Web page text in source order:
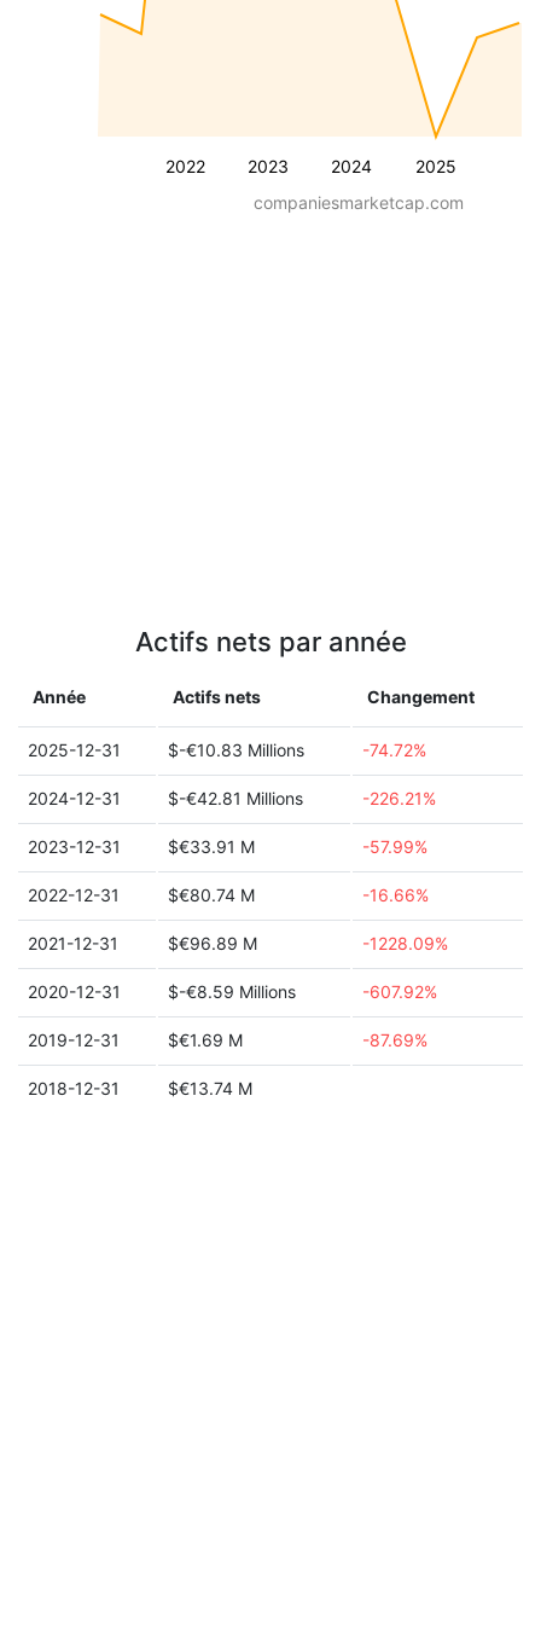
2022 2023 2024 2025
companiesmarketcap.com
Actifs nets par année
Année Actifs nets Changement
2025-12-31 $-€10.83 Millions -74.72%
2024-12-31 $-€42.81 Millions -226.21%
2023-12-31 $€33.91 M -57.99%
2022-12-31 $€80.74 M -16.66%
2021-12-31 $€96.89 M -1228.09%
2020-12-31 $-€8.59 Millions -607.92%
2019-12-31 $€1.69 M -87.69%
2018-12-31 $€13.74 M